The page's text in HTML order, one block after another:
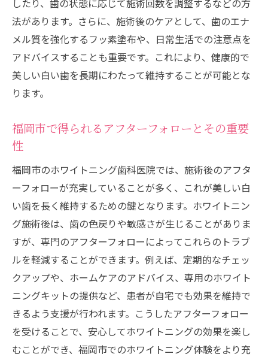
したり、歯の状態に応じて施術回数を調整するなどの方
法があります。さらに、施術後のケアとして、歯のエナ
メル質を強化するフッ素塗布や、日常生活での注意点を
アドバイスすることも重要です。これにより、健康的で
美しい白い歯を長期にわたって維持することが可能とな
ります。
福岡市で得られるアフターフォローとその重要
性
福岡市のホワイトニング歯科医院では、施術後のアフタ
ーフォローが充実していることが多く、これが美しい白
い歯を長く維持するための鍵となります。ホワイトニン
グ施術後は、歯の色戻りや敏感さが生じることがありま
すが、専門のアフターフォローによってこれらのトラブ
ルを軽減することができます。例えば、定期的なチェッ
クアップや、ホームケアのアドバイス、専用のホワイト
ニングキットの提供など、患者が自宅でも効果を維持で
きるよう支援が行われます。こうしたアフターフォロー
を受けることで、安心してホワイトニングの効果を楽し
むことができ、福岡市でのホワイトニング体験をより充